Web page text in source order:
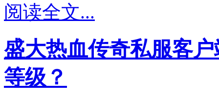
阅读全文...
盛大热血传奇私服客
等级？